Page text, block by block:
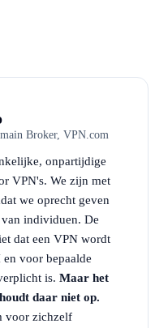
Broker, VPN.com
onpartijdige
VPN's. We zijn met
we oprecht geven
individuen. De
dat een VPN wordt
voor bepaalde
is. Maar het
daar niet op.
voor zichzelf